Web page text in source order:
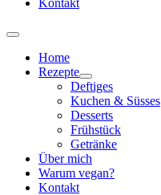
Kontakt
Home
Rezepte
Show
sub
menu
Deftiges
Kuchen & Süsses
Desserts
Frühstück
Getränke
Über mich
Warum vegan?
Kontakt